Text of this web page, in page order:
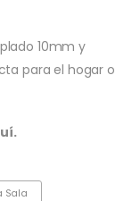
10mm y
para el hogar o
Sala